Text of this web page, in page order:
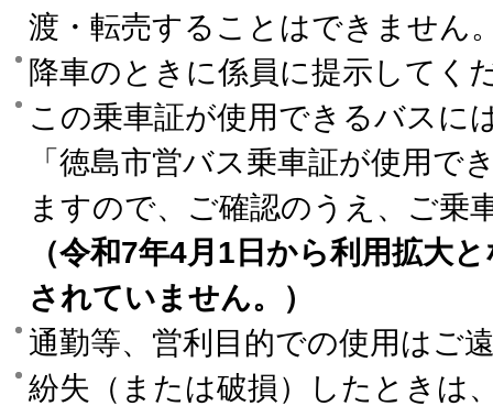
渡・転売することはできません
降車のときに係員に提示してく
この乗車証が使用できるバスに
「徳島市営バス乗車証が使用で
ますので、ご確認のうえ、ご乗
（令和7年4月1日から利用拡大
されていません。）
通勤等、営利目的での使用はご
紛失（または破損）したときは